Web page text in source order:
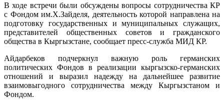
В ходе встречи были обсуждены вопросы сотрудничества КР
с Фондом им.Х.Зайделя, деятельность которой направлена на
подготовку государственных и муниципальных служащих,
представителей общественных советов и гражданского
общества в Кыргызстане, сообщает пресс-служба МИД КР.
Айдарбеков подчеркнул важную роль германских
политических Фондов в реализации кыргызско-германских
отношений и выразил надежду на дальнейшее развитие
взаимовыгодного сотрудничества между Кыргызстаном и
Фондом.